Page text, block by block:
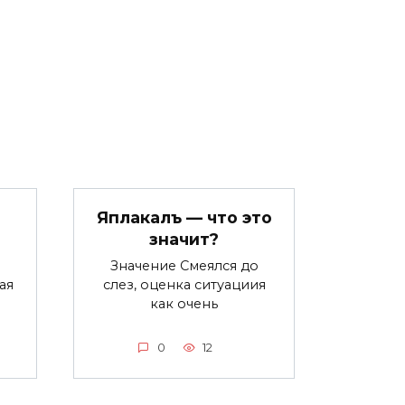
Яплакалъ — что это
значит?
Значение Смеялся до
слез, оценка ситуациия
как очень
0 12